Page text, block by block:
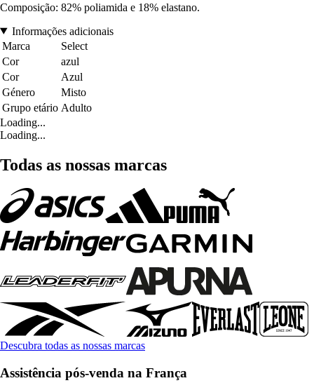
Composição: 82% poliamida e 18% elastano.
Informações adicionais
Marca
Select
Cor
azul
Cor
Azul
Género
Misto
Grupo etário Adulto
Loading...
Loading...
Todas as nossas marcas
Descubra todas as nossas marcas
Assistência pós-venda na França